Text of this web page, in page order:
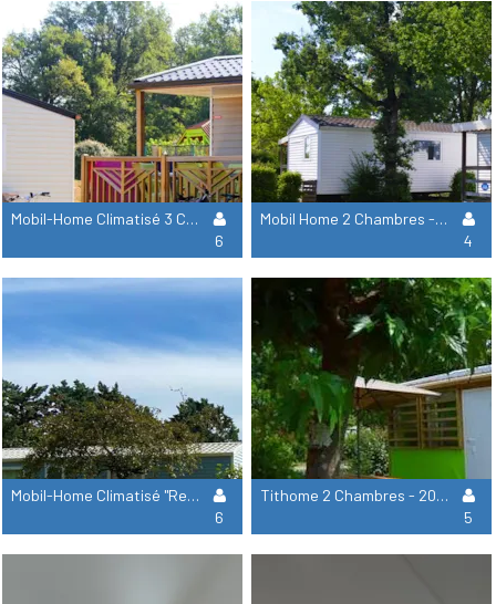
Mobil-Home Climatisé 3 Chambres - 36 M² Terrasse Semi-Couverte Incluse
6
Mobil Home 2 Chambres - 28 M² + Terrasse Couverte De 12 M²
4
Mobil-Home Climatisé "Retro" 3 Chambres - 31 M² + Terrasse Couverte De 12 M²
6
Tithome 2 Chambres - 20 M²
5